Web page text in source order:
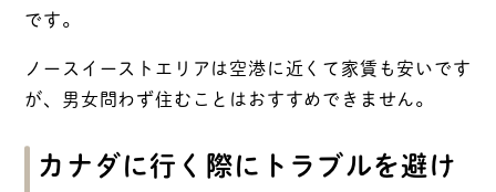
です。
ノースイーストエリアは空港に近くて家賃も安いです
が、男女問わず住むことはおすすめできません。
カナダに行く際にトラブルを避け